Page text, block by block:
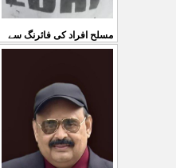
مسلح افراد کی فائرنگ سے
سمیع الدین رحمانی ک